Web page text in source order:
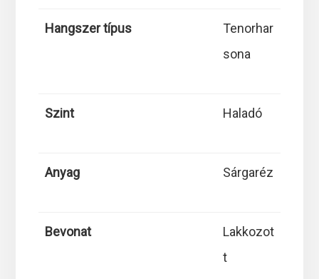
Hangszer típus
Tenorhar
sona
Szint Haladó
Anyag Sárgaréz
Bevonat
Lakkozot
t